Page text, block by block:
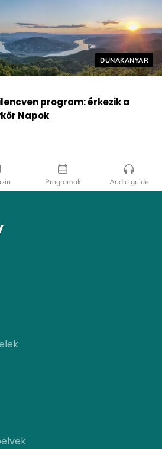
Helyszín
DUNAKANYAR
program: érkezik a
Napok
Programok Audio guide